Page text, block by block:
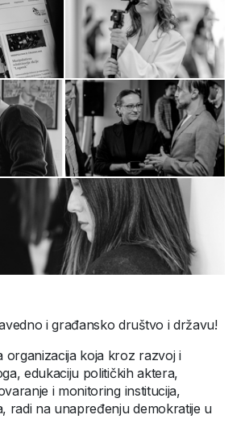
i građansko društvo i državu!
organizacija koja kroz razvoj i
edukaciju političkih aktera,
i monitoring institucija,
radi na unapređenju demokratije u